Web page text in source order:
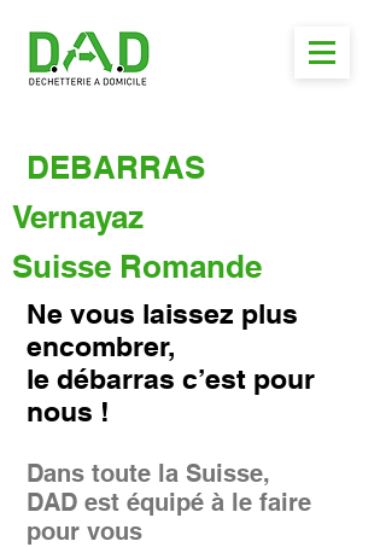
DEBARRAS
Vernayaz
Suisse Romande
Ne vous laissez plus
encombrer,
le débarras c’est pour
nous !
Dans toute la Suisse,
DAD est équipé à le faire
pour vous